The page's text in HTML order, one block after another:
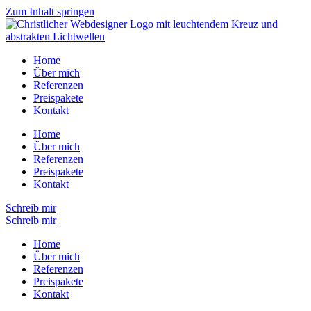
Zum Inhalt springen
Home
Über mich
Referenzen
Preispakete
Kontakt
Home
Über mich
Referenzen
Preispakete
Kontakt
Schreib mir
Schreib mir
Home
Über mich
Referenzen
Preispakete
Kontakt